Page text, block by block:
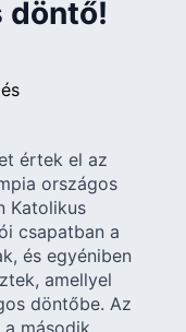
döntő!
értek el az
országos
Katolikus
csapatban a
és egyéniben
amellyel
döntőbe. Az
második,